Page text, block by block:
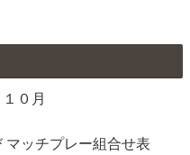
０月
ッチプレー組合せ表